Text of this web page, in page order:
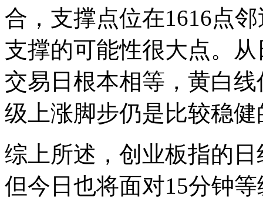
合，支撑点位在1616点
支撑的可能性很大点。
交易日根本相等，黄白
级上涨脚步仍是比较稳健
综上所述，创业板指的
但今日也将面对15分钟